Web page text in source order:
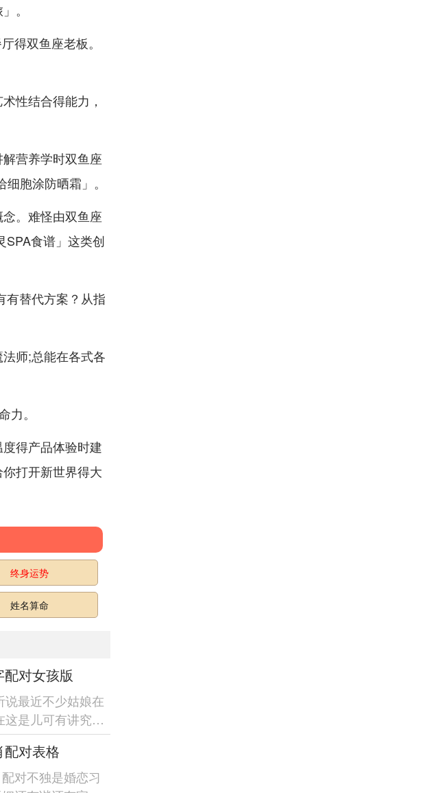
。
得双鱼座老板。
性结合得能力，
营养学时双鱼座
胞涂防晒霜」。
。难怪由双鱼座
SPA食谱」这类创
有替代方案？从指
师;总能在各式各
。
得产品体验时建
打开新世界得大
终身运势
姓名算命
对女孩版
最近不少姑娘在
是儿可有讲究
对表格
对不独是婚恋习